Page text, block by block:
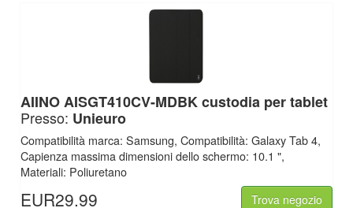
AIINOAISGT410CV-MDBK custodia per tablet
Presso: Unieuro
Compatibilità marca: Samsung, Compatibilità: Galaxy Tab 4,
Capienza massima dimensioni dello schermo: 10.1 ",
Materiali: Poliuretano
EUR29.99 Trova negozio